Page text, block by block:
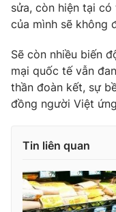
Cơ quan chủ quản:Đài
Cơ quan báo chí: Thời
Tổng Biên tập:Vũ
Nguyễn Trọng Ninh
Tổng đài VTV:024.38
sửa, còn hiện tại
của mình sẽ không
Sẽ còn nhiều biến
mại quốc tế vẫn
thần đoàn kết, sự
đồng người Việt
Tin liên quan